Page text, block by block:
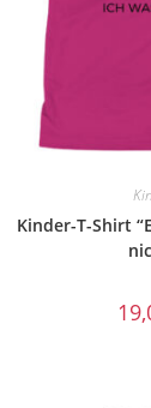
Kinder-T-Shirt